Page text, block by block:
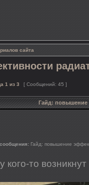
сайта
1 из 3 [ Сообщений: 45 ]
Гайд: повышение
Гайд: повышение
кого-то